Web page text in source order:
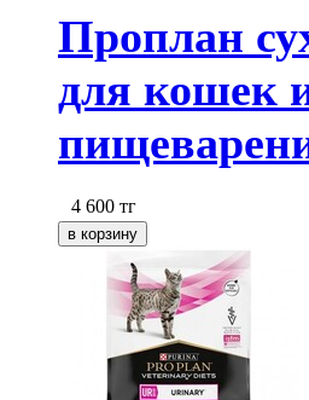
Проплан
для кошек
4 600 тг